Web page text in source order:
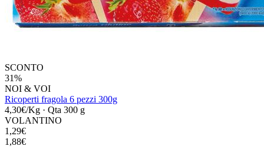
SCONTO
31%
NOI & VOI
Ricoperti fragola 6 pezzi 300g
4,30€/Kg · Qta 300 g
VOLANTINO
1,29€
1,88€